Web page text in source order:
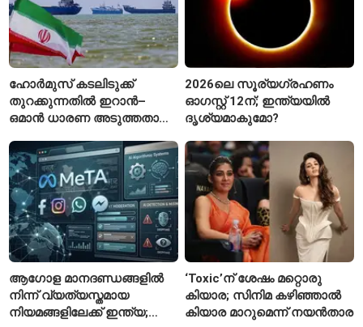
ഹോർമുസ് കടലിടുക്ക്
തുറക്കുന്നതിൽ ഇറാൻ–
ഒമാൻ ധാരണ അടുത്തതായി;
ടെഹ്റാൻ
2026ലെ സൂര്യഗ്രഹണം
ഓഗസ്റ്റ് 12ന്; ഇന്ത്യയിൽ
ദൃശ്യമാകുമോ?
ആഗോള മാനദണ്ഡങ്ങളിൽ
നിന്ന് വ്യത്യസ്തമായ
നിയമങ്ങളിലേക്ക് ഇന്ത്യ;
‘Toxic’ന് ശേഷം മറ്റൊരു
കിയാര; സിനിമ കഴിഞ്ഞാൽ
കിയാര മാറുമെന്ന് നയൻതാര